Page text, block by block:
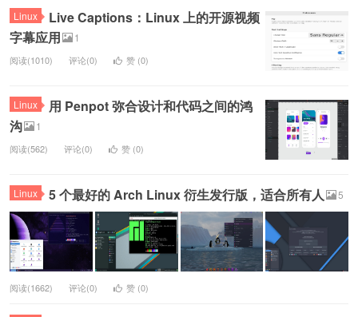
Linux
Live Captions：Linux 上的开源视频
字幕应用
1
阅读(1010) 评论(0) 赞 (0)
Linux
用 Penpot 弥合设计和代码之间的鸿
沟
1
阅读(562) 评论(0) 赞 (0)
Linux 5 个最好的 Arch Linux 衍生发行版，适合所有人 5
阅读(1662) 评论(0) 赞 (0)